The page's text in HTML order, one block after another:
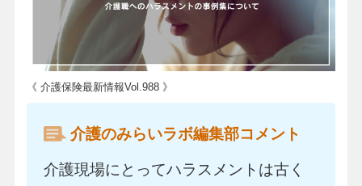
《 介護保険最新情報Vol.988 》
介護のみらいラボ編集部コメント
介護現場にとってハラスメントは古く